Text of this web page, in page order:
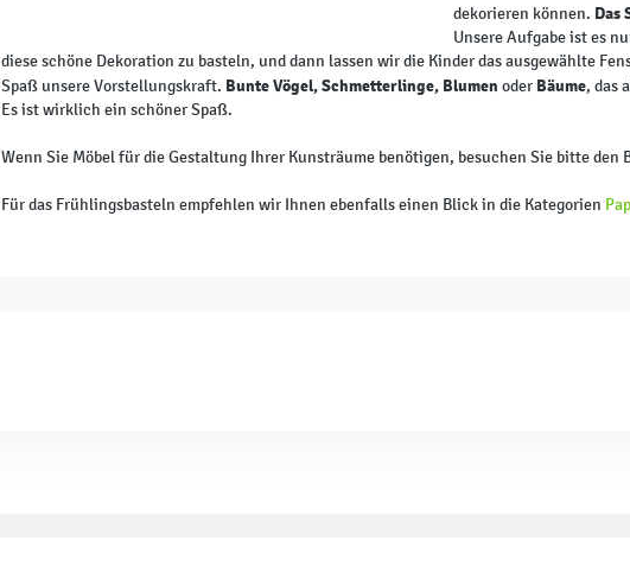
dekorieren können. Das
Unsere Aufgabe ist es
diese schöne Dekoration zu basteln, und dann lassen wir die Kinder das ausgewählte
Spaß unsere Vorstellungskraft. Bunte Vögel, Schmetterlinge, Blumen oder Bäume, das
Es ist wirklich ein schöner Spaß.
Wenn Sie Möbel für die Gestaltung Ihrer Kunsträume benötigen, besuchen Sie bitte den
Für das Frühlingsbasteln empfehlen wir Ihnen ebenfalls einen Blick in die Kategorien